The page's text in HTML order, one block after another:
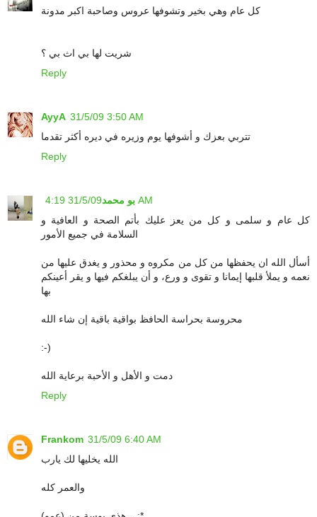
كل عام وهي بخير وتشوفها عروس وصاحبة اكبر مدونة
شريت لها بي اث بي ؟
Reply
AyyA 31/5/09 3:50 AM
تتربي بعزك و أشوفها يوم وزيره في ديره أكثر تقدما
Reply
بو محمد 31/5/09 4:19 AM
كل عام و سلمى و كل من يعز عليك بأتم الصحة و العافية و
السلامة في جميع الأمور
أسأل الله ان يحفظها من كل من مكروه و محذور و يغدق عليها من
نعمه و يملأ قلبها إيمانا و تقوى و ورع، و أن يبلغكم فيها و يقر أعينكم
بها
محروسة بحراسة الحافظ بواقية باقية إن شاء الله
:-)
دمت و الأهل و الأحبة برعاية الله
Reply
Frankom 31/5/09 6:40 AM
الله يخليها لك يارب
والعمر كله